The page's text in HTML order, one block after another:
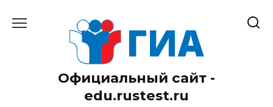
Официальный сайт -
edu.rustest.ru